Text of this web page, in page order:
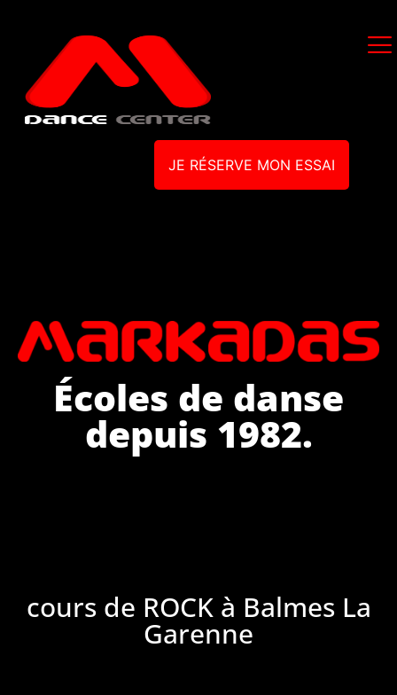
JE RÉSERVE MON ESSAI
Écoles de danse
depuis 1982.
cours de ROCK à Balmes La
Garenne